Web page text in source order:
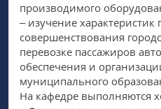
производимого
– изучение характеристик
совершенствования
перевозке пассажиров
обеспечения и
муниципального
На кафедре выполняются